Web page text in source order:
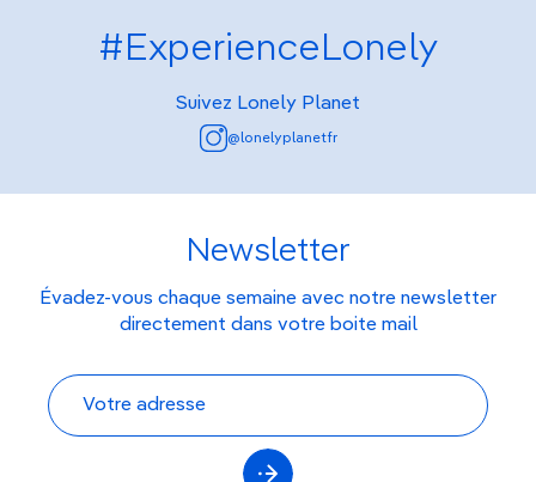
#ExperienceLonely
Suivez Lonely Planet
@lonelyplanetfr
Newsletter
Évadez-vous chaque semaine avec notre newsletter
directement dans votre boite mail